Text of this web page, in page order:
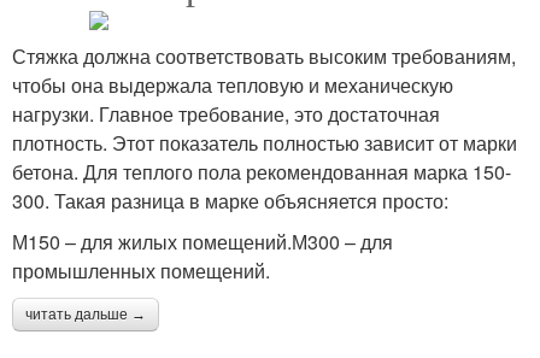
Стяжка должна соответствовать высоким требованиям,
чтобы она выдержала тепловую и механическую
нагрузки. Главное требование, это достаточная
плотность. Этот показатель полностью зависит от марки
бетона. Для теплого пола рекомендованная марка 150-
300. Такая разница в марке объясняется просто:
М150 – для жилых помещений.М300 – для
промышленных помещений.
читать дальше →